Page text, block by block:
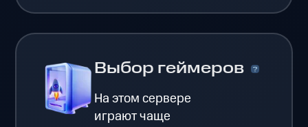
Выбор геймеров
На этом сервере
играют чаще